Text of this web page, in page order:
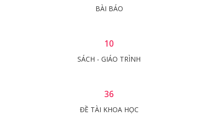
BÀI BÁO
10
SÁCH - GIÁO TRÌNH
36
ĐỀ TÀI KHOA HỌC